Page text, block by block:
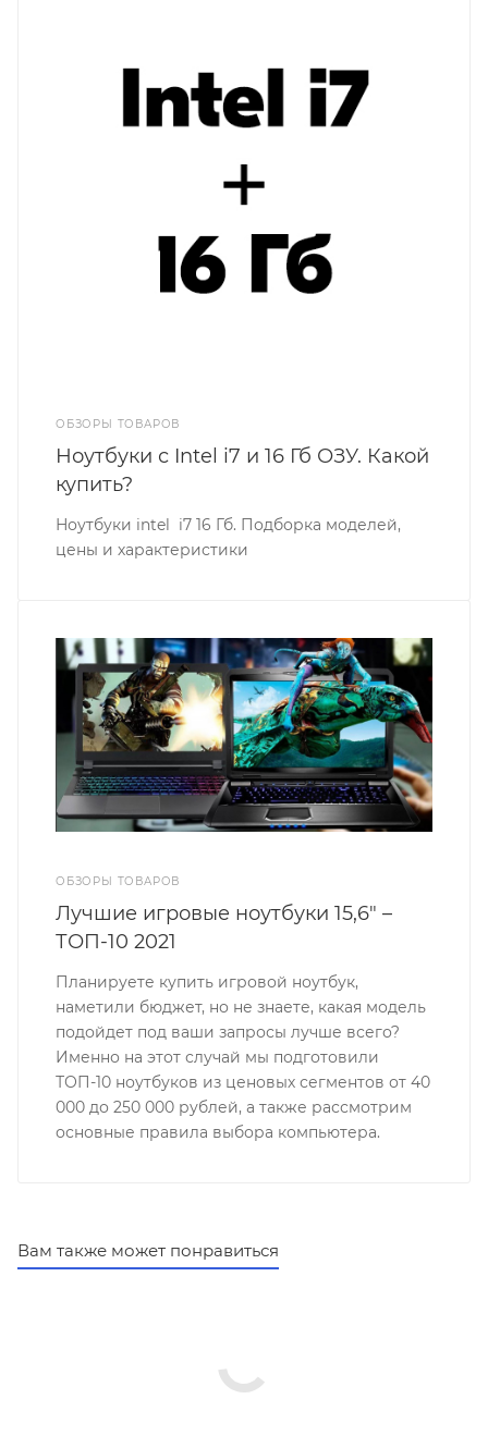
ОБЗОРЫ ТОВАРОВ
Ноутбуки с Intel i7 и 16 Гб ОЗУ. Какой
купить?
Ноутбуки intel i7 16 Гб. Подборка моделей,
цены и характеристики
ОБЗОРЫ ТОВАРОВ
Лучшие игровые ноутбуки 15,6" –
ТОП-10 2021
Планируете купить игровой ноутбук,
наметили бюджет, но не знаете, какая модель
подойдет под ваши запросы лучше всего?
Именно на этот случай мы подготовили
ТОП-10 ноутбуков из ценовых сегментов от 40
000 до 250 000 рублей, а также рассмотрим
основные правила выбора компьютера.
Вам также может понравиться